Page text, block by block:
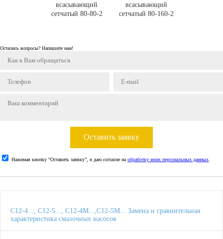
всасывающий
сетчатый 80-80-2
всасывающий
сетчатый 80-160-2
Остались вопросы? Напишите нам!
Оставить заявку
Нажимая кнопку “Оставить заявку”, я даю согласие на обработку моих персональных данных
С12-4..., С12-5..., С12-4М...,С12-5М... Замена и сравнительная
характеристика смазочных насосов